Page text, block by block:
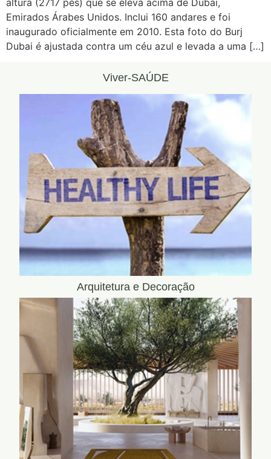
altura (2717 pés) que se eleva acima de Dubai,
Emirados Árabes Unidos. Inclui 160 andares e foi
inaugurado oficialmente em 2010. Esta foto do Burj
Dubai é ajustada contra um céu azul e levada a uma […]
Viver-SAÚDE
Arquitetura e Decoração